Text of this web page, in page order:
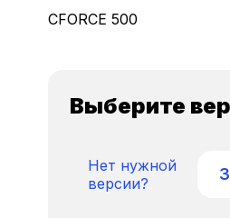
CFORCE 500
Выберите
Нет нужной
версии?